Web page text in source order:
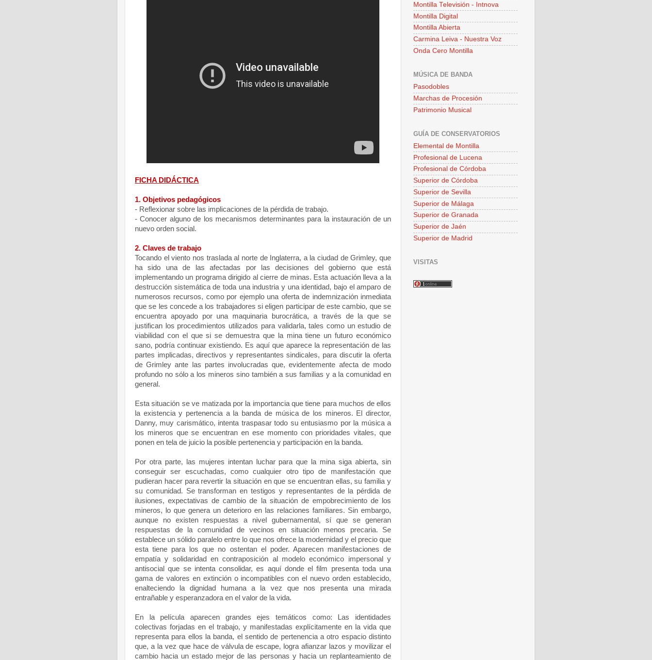
FICHA DIDÁCTICA
1. Objetivos pedagógicos
- Reflexionar sobre las implicaciones de la pérdida de trabajo.
- Conocer alguno de los mecanismos determinantes para la instauración de un
nuevo orden social.
2. Claves de trabajo
Tocando el viento nos traslada al norte de Inglaterra, a la ciudad de Grimley, que
ha sido una de las afectadas por las decisiones del gobierno que está
implementando un programa dirigido al cierre de minas. Esta actuación lleva a la
destrucción sistemática de toda una industria y una identidad, bajo el amparo de
numerosos recursos, como por ejemplo una oferta de indemnización inmediata
que se les concede a los trabajadores si eligen participar de este cambio, que se
encuentra apoyado por una maquinaria burocrática, a través de la que se
justifican los procedimientos utilizados para validarla, tales como un estudio de
viabilidad con el que si se demuestra que la mina tiene un futuro económico
sano, podría continuar existiendo. Es aquí que aparece la representación de las
partes implicadas, directivos y representantes sindicales, para discutir la oferta
de Grimley ante las partes involucradas que, evidentemente afecta de modo
profundo no sólo a los mineros sino también a sus familias y a la comunidad en
general.
Esta situación se ve matizada por la importancia que tiene para muchos de ellos
la existencia y pertenencia a la banda de música de los mineros. El director,
Danny, muy carismático, intenta traspasar todo su entusiasmo por la música a
los mineros que se encuentran en ese momento con prioridades vitales, que
ponen en tela de juicio la posible pertenencia y participación en la banda.
Por otra parte, las mujeres intentan luchar para que la mina siga abierta, sin
conseguir ser escuchadas, como cualquier otro tipo de manifestación que
pudieran hacer para revertir la situación en que se encuentran ellas, su familia y
su comunidad. Se transforman en testigos y representantes de la pérdida de
ilusiones, expectativas de cambio de la situación de empobrecimiento de los
mineros, lo que genera un deterioro en las relaciones familiares. Sin embargo,
aunque no existen respuestas a nivel gubernamental, sí que se generan
respuestas de la comunidad de vecinos en situación menos precaria. Se
establece un sólido paralelo entre lo que nos ofrece la modernidad y el precio que
esta tiene para los que no ostentan el poder. Aparecen manifestaciones de
empatía y solidaridad en contraposición al modelo económico impersonal y
antisocial que se intenta consolidar, es aquí donde el film presenta toda una
gama de valores en extinción o incompatibles con el nuevo orden establecido,
enalteciendo la dignidad humana a la vez que nos presenta una mirada
entrañable y esperanzadora en el valor de la vida.
En la película aparecen grandes ejes temáticos como: Las identidades
colectivas forjadas en el trabajo, y manifestadas explícitamente en la vida que
representa para ellos la banda, el sentido de pertenencia a otro espacio distinto
que, a la vez que hace de válvula de escape, logra afianzar lazos y movilizar el
cambio hacia un estado mejor de las personas y hacia un replanteamiento de
Montilla Televisión - Intnova
Montilla Digital
Montilla Abierta
Carmina Leiva - Nuestra Voz
Onda Cero Montilla
MÚSICA DE BANDA
Pasodobles
Marchas de Procesión
Patrimonio Musical
GUÍA DE CONSERVATORIOS
Elemental de Montilla
Profesional de Lucena
Profesional de Córdoba
Superior de Córdoba
Superior de Sevilla
Superior de Málaga
Superior de Granada
Superior de Jaén
Superior de Madrid
VISITAS